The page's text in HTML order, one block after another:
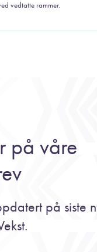
vedtatte rammer.
på våre
på siste